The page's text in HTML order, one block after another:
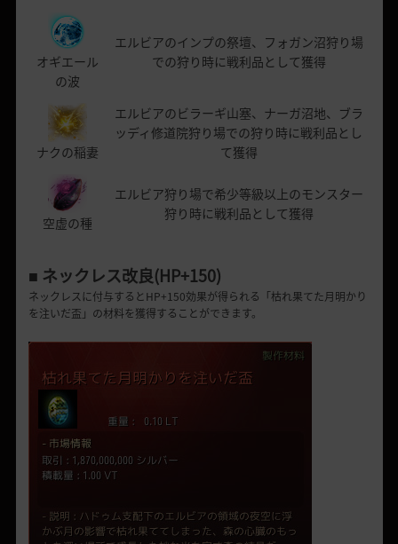
オギエール
の波
エルビアのインプの祭壇、フォガン沼狩り場
での狩り時に戦利品として獲得
ナクの稲妻
エルビアのビラーギ山塞、ナーガ沼地、ブラ
ッディ修道院狩り場での狩り時に戦利品とし
て獲得
空虚の種
エルビア狩り場で希少等級以上のモンスター
狩り時に戦利品として獲得
■ ネックレス改良(HP+150)
ネックレスに付与するとHP+150効果が得られる「枯れ果てた月明かり
を注いだ盃」の材料を獲得することができます。